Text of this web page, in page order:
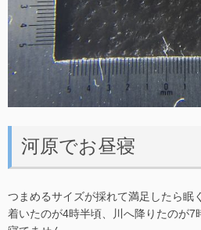
河原でお昼寝
つまめるサイズが採れて満足したら眠
着いたのが4時半頃、川へ降りたのが7